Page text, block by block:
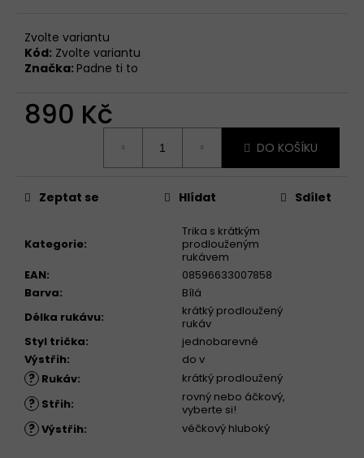
Zvolte variantu
Kód: Zvolte variantu
Značka: Padne ti to
890 Kč
DO KOŠÍKU
Kategorie:
Trika s krátkým
prodlouženým
rukávem
EAN:
08596633007858
Barva:
Bílá
Délka rukávu:
krátký prodloužený
rukáv
Styl trička:
jednobarevné
Výstřih: do v
? Rukáv: krátký prodloužený
? Střih:
rovný nebo áčkový,
vyberte si!
? Výstřih: véčkový hluboký
Zeptat se Hlídat Sdílet